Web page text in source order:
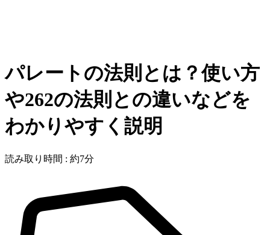
パレートの法則とは？使い方
や262の法則との違いなどを
わかりやすく説明
読み取り時間 : 約7分